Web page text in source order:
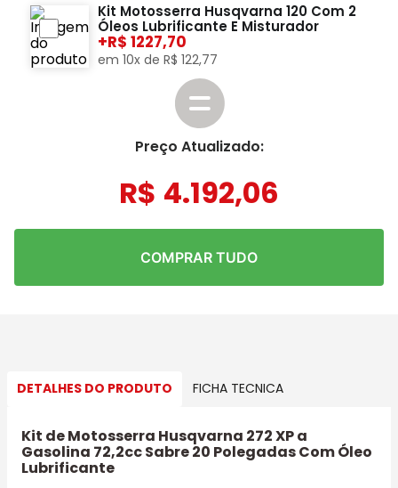
Kit Motosserra Husqvarna 120 Com 2
Óleos Lubrificante E Misturador
+ 1227,70
em 10x de R$ 122,77
Preço Atualizado:
R$ 4.192,06
COMPRAR TUDO
DETALHES DO PRODUTO FICHA TECNICA
Kit de Motosserra Husqvarna 272 XP a
Gasolina 72,2cc Sabre 20 Polegadas Com Óleo
Lubrificante